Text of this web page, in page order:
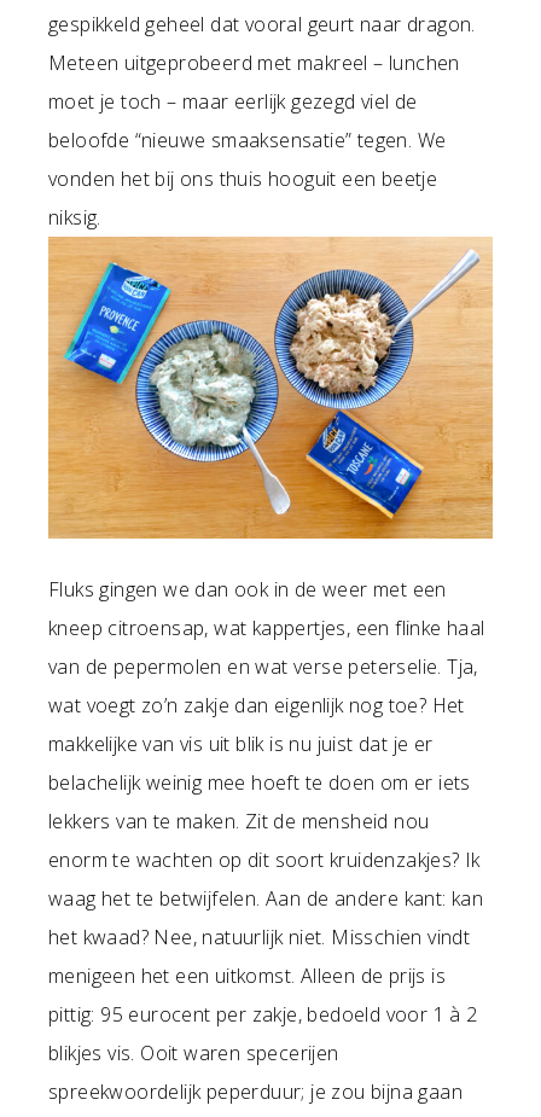
gespikkeld geheel dat vooral geurt naar dragon.
Meteen uitgeprobeerd met makreel – lunchen
moet je toch – maar eerlijk gezegd viel de
beloofde “nieuwe smaaksensatie” tegen. We
vonden het bij ons thuis hooguit een beetje
niksig.
Fluks gingen we dan ook in de weer met een
kneep citroensap, wat kappertjes, een flinke haal
van de pepermolen en wat verse peterselie. Tja,
wat voegt zo’n zakje dan eigenlijk nog toe? Het
makkelijke van vis uit blik is nu juist dat je er
belachelijk weinig mee hoeft te doen om er iets
lekkers van te maken. Zit de mensheid nou
enorm te wachten op dit soort kruidenzakjes? Ik
waag het te betwijfelen. Aan de andere kant: kan
het kwaad? Nee, natuurlijk niet. Misschien vindt
menigeen het een uitkomst. Alleen de prijs is
pittig: 95 eurocent per zakje, bedoeld voor 1 à 2
blikjes vis. Ooit waren specerijen
spreekwoordelijk peperduur; je zou bijna gaan